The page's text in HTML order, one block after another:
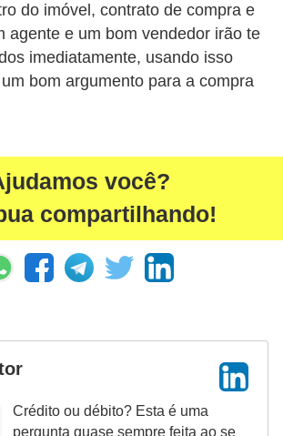
do imóvel, contrato de compra e
agente e um bom vendedor irão te
imediatamente, usando isso
bom argumento para a compra
você?
compartilhando!
Crédito ou débito? Esta é uma
pergunta quase sempre feita ao se